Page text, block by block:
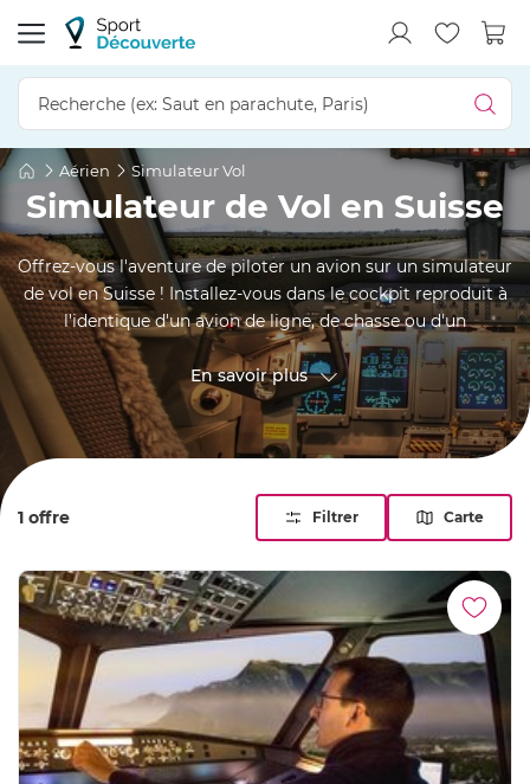
Aérien Simulateur Vol
Simulateur de Vol en Suisse
Offrez-vous l'aventure de piloter un avion sur un simulateur
de vol en Suisse ! Installez-vous dans le cockpit reproduit à
l'identique d'un avion de ligne, de chasse ou d'un
hélicoptère et prenez les commandes ! Vous êtes
accompagné par les conseils d'un pilote professionnel pour
une expérience immersive ultra réaliste dans le monde de
l'aéronautique. Du canton de Zurich à celui du Tessin ou du
canton de Vaud à celui des Grisons, trouvez la séance sur
En savoir plus
1 offre Filtrer Carte